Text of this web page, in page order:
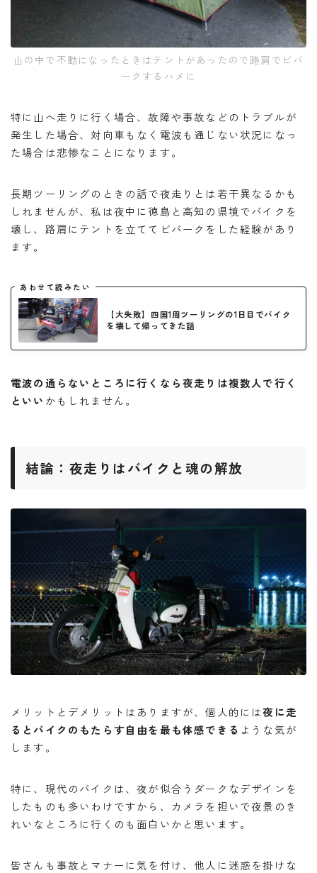
山の中で不動になったときはテントがあったので路肩でビバ
ークするハメに
特に山へ走りに行く場合、故障や事故などのトラブルが
発生した場合、対向車もなく電波も通じない状況になっ
た場合は悲惨なことになります。
長期ツーリングのときの話で夜走りとは若干異なるかも
しれませんが、私は夜中に徳島と高知の県境でバイクを
壊し、路肩にテントを立ててビバークをした経験があり
ます。
あわせて読みたい
【大失敗】四国1周ツーリングの1日目でバイク
を壊して帰ってきた話
電波の通らないところに行くなら夜走りは複数人で行く
といい かもしれません。
結論：夜走りはバイクと魂の解放
メリットとデメリットはありますが、個人的には夜に走
るとバイクのもたらす自由を最も体感できる ような気が
します。
特に、現代のバイクは、夜が似合うダークなデザインを
したものも多いわけですから、カメラを担いで夜景のき
れいなところに行くのも面白いかと思います。
皆さんも事故とマナーに気を付け、他人に迷惑を掛けな